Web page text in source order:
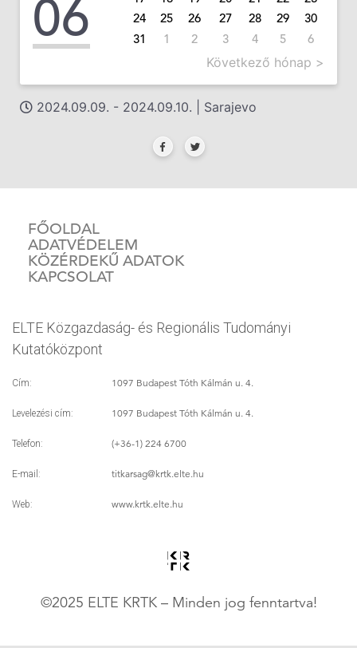
06
24
25 26 27 28 29
30
31
1 2 3 4 5 6
Következő hónap >
2024.09.09. - 2024.09.10. | Sarajevo
FŐOLDAL
ADATVÉDELEM
KÖZÉRDEKŰ ADATOK
KAPCSOLAT
ELTE Közgazdaság- és Regionális Tudományi
Kutatóközpont
Cím: 1097 Budapest Tóth Kálmán u. 4.
Levelezési cím: 1097 Budapest Tóth Kálmán u. 4.
Telefon: (+36-1) 224 6700
E-mail: titkarsag@krtk.elte.hu
Web: www.krtk.elte.hu
©2025 ELTE KRTK – Minden jog fenntartva!